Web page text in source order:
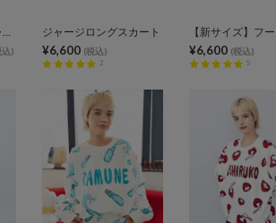
ダブルライダースジャケット
込)
ジャージロングスカート
¥6,600 (税込)
2
¥6,600 (税込)
5